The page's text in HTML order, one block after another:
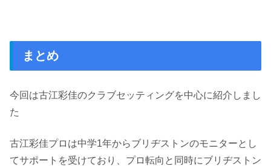
まとめ
今回は古江彩佳のクラブセッティングを中心に紹介しまし
た
古江彩佳プロは中学1年からブリヂストンのモニターとし
てサポートを受けており、プロ転向と同時にブリヂストン